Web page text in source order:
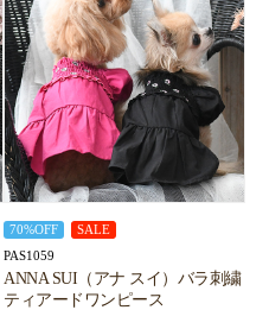
70%OFF SALE
PAS1059
ANNA SUI（アナ スイ）バラ刺繍
ティアードワンピース